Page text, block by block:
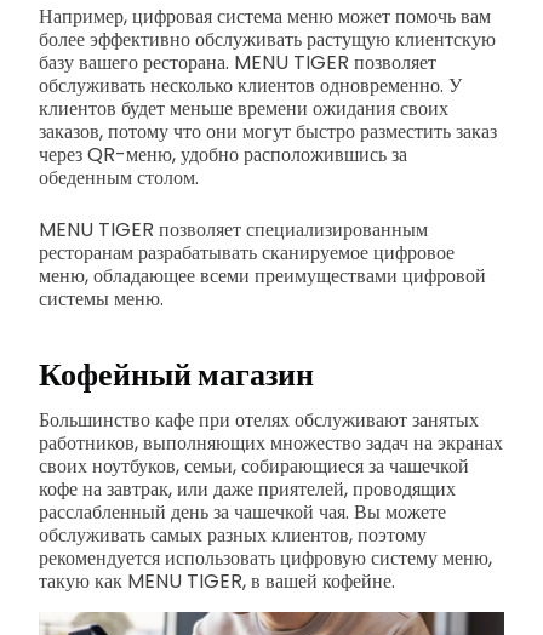
Например, цифровая система меню может помочь вам
более эффективно обслуживать растущую клиентскую
базу вашего ресторана. MENU TIGER позволяет
обслуживать несколько клиентов одновременно. У
клиентов будет меньше времени ожидания своих
заказов, потому что они могут быстро разместить заказ
через QR-меню, удобно расположившись за
обеденным столом.
MENU TIGER позволяет специализированным
ресторанам разрабатывать сканируемое цифровое
меню, обладающее всеми преимуществами цифровой
системы меню.
Кофейный магазин
Большинство кафе при отелях обслуживают занятых
работников, выполняющих множество задач на экранах
своих ноутбуков, семьи, собирающиеся за чашечкой
кофе на завтрак, или даже приятелей, проводящих
расслабленный день за чашечкой чая. Вы можете
обслуживать самых разных клиентов, поэтому
рекомендуется использовать цифровую систему меню,
такую как MENU TIGER, в вашей кофейне.